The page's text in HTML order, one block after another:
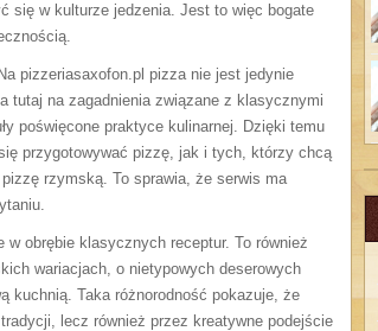
się w kulturze jedzenia. Jest to więc bogate
pizzeriasaxofon.pl pizza nie jest jedynie
tutaj na zagadnienia związane z klasycznymi
poświęcone praktyce kulinarnej. Dzięki temu
przygotowywać pizzę, jak i tych, którzy chcą
rzymską. To sprawia, że serwis ma
obrębie klasycznych receptur. To również
wariacjach, o nietypowych deserowych
kuchnią. Taka różnorodność pokazuje, że
lecz również przez kreatywne podejście